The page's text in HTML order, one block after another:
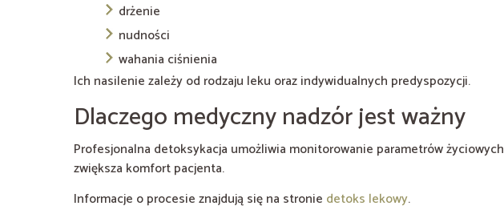
drżenie
nudności
wahania ciśnienia
Ich nasilenie zależy od rodzaju leku oraz indywidualnych predyspozycji.
Dlaczego medyczny nadzór jest ważny
Profesjonalna detoksykacja umożliwia monitorowanie parametrów
zwiększa komfort pacjenta.
Informacje o procesie znajdują się na stronie detoks lekowy.